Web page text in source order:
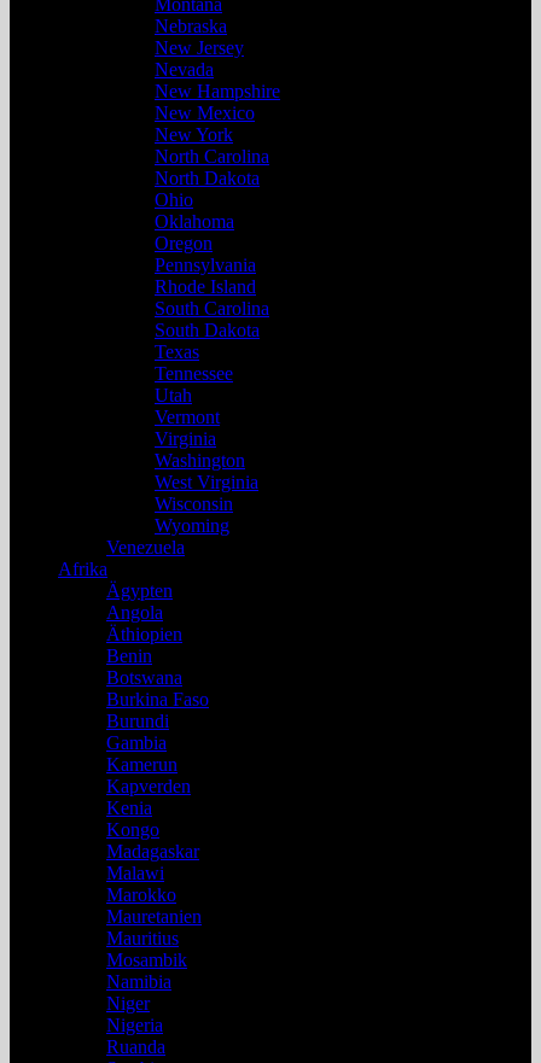
Montana
Nebraska
New Jersey
Nevada
New Hampshire
New Mexico
New York
North Carolina
North Dakota
Ohio
Oklahoma
Oregon
Pennsylvania
Rhode Island
South Carolina
South Dakota
Texas
Tennessee
Utah
Vermont
Virginia
Washington
West Virginia
Wisconsin
Wyoming
Venezuela
Afrika
Ägypten
Angola
Äthiopien
Benin
Botswana
Burkina Faso
Burundi
Gambia
Kamerun
Kapverden
Kenia
Kongo
Madagaskar
Malawi
Marokko
Mauretanien
Mauritius
Mosambik
Namibia
Niger
Nigeria
Ruanda